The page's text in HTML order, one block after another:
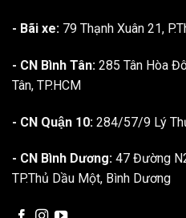
- Bãi xe: 79 Thạnh Xuân 21,
- CN Bình Tân: 285 Tân Hòa
Tân, TP.HCM
- CN Quận 10: 284/57/9 Lý
- CN Bình Dương: 47 Đường
TP.Thủ Dầu Một, Bình Dương